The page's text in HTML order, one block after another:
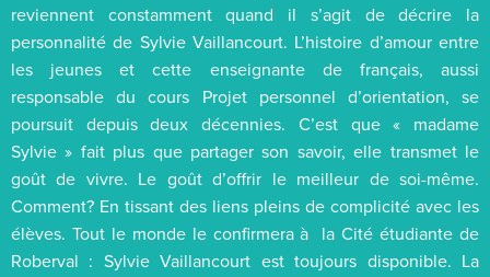
reviennent constamment quand il s’agit de décrire la
personnalité de Sylvie Vaillancourt. L’histoire d’amour entre
les jeunes et cette enseignante de français, aussi
responsable du cours Projet personnel d’orientation, se
poursuit depuis deux décennies. C’est que « madame
Sylvie » fait plus que partager son savoir, elle transmet le
goût de vivre. Le goût d’offrir le meilleur de soi-même.
Comment? En tissant des liens pleins de complicité avec les
élèves. Tout le monde le confirmera à la Cité étudiante de
Roberval : Sylvie Vaillancourt est toujours disponible. La